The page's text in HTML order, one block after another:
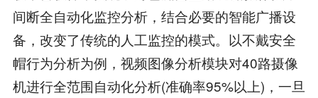
间断全自动化监控分析，结合必要的智能广播设
备，改变了传统的人工监控的模式。以不戴安全
帽行为分析为例，视频图像分析模块对40路摄像
机进行全范围自动化分析(准确率95%以上)，一旦